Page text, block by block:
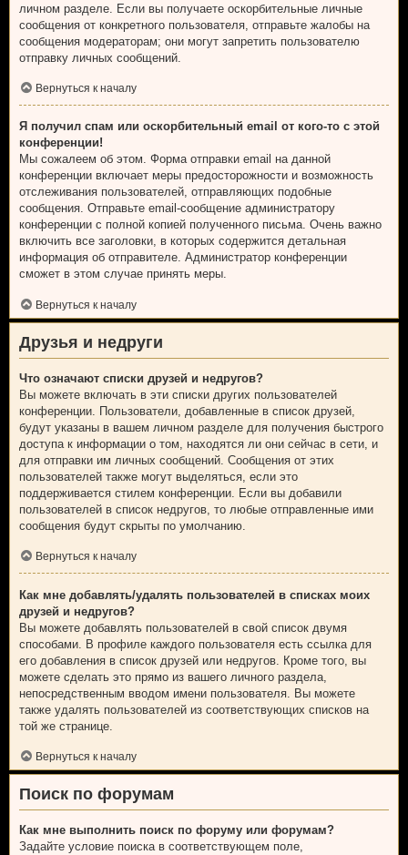
личном разделе. Если вы получаете оскорбительные личные
сообщения от конкретного пользователя, отправьте жалобы на
сообщения модераторам; они могут запретить пользователю
отправку личных сообщений.
Вернуться к началу
Я получил спам или оскорбительный email от кого-то с этой
конференции!
Мы сожалеем об этом. Форма отправки email на данной
конференции включает меры предосторожности и возможность
отслеживания пользователей, отправляющих подобные
сообщения. Отправьте email-сообщение администратору
конференции с полной копией полученного письма. Очень важно
включить все заголовки, в которых содержится детальная
информация об отправителе. Администратор конференции
сможет в этом случае принять меры.
Вернуться к началу
Друзья и недруги
Что означают списки друзей и недругов?
Вы можете включать в эти списки других пользователей
конференции. Пользователи, добавленные в список друзей,
будут указаны в вашем личном разделе для получения быстрого
доступа к информации о том, находятся ли они сейчас в сети, и
для отправки им личных сообщений. Сообщения от этих
пользователей также могут выделяться, если это
поддерживается стилем конференции. Если вы добавили
пользователей в список недругов, то любые отправленные ими
сообщения будут скрыты по умолчанию.
Вернуться к началу
Как мне добавлять/удалять пользователей в списках моих
друзей и недругов?
Вы можете добавлять пользователей в свой список двумя
способами. В профиле каждого пользователя есть ссылка для
его добавления в список друзей или недругов. Кроме того, вы
можете сделать это прямо из вашего личного раздела,
непосредственным вводом имени пользователя. Вы можете
также удалять пользователей из соответствующих списков на
той же странице.
Вернуться к началу
Поиск по форумам
Как мне выполнить поиск по форуму или форумам?
Задайте условие поиска в соответствующем поле,